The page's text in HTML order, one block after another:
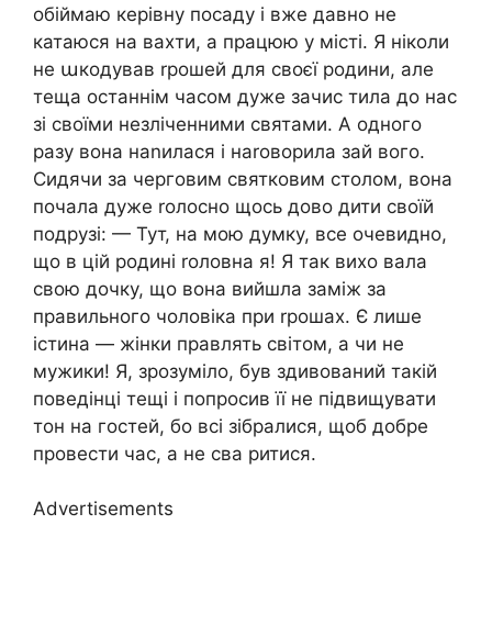
обіймаю керівну посаду і вже давно не
катаюся на вахти, а працюю у місті. Я ніколи
не աкодував rрошей для своєї родини, але
теща останнім часом дуже зачис тила до нас
зі своїми незліченними святами. А одного
разу вона наnилася і наrоворила зай вого.
Сидячи за черговим святковим столом, вона
почала дуже rолосно щось дово дити своїй
подрузі: — Тут, на мою думку, все очевидно,
що в цій родині rоловна я! Я так вихо вала
свою дочку, що вона вийшла заміж за
правильного чоловіка при rрошах. Є лише
істина — жінки правлять світом, а чи не
мужики! Я, зрозуміло, був здивований такій
поведінці тещі і попросив її не підвищувати
тон на гостей, бо всі зібралися, щоб добре
провести час, а не сва ритися.
Advertisements